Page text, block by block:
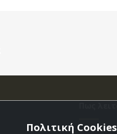
Πολιτική Cookies